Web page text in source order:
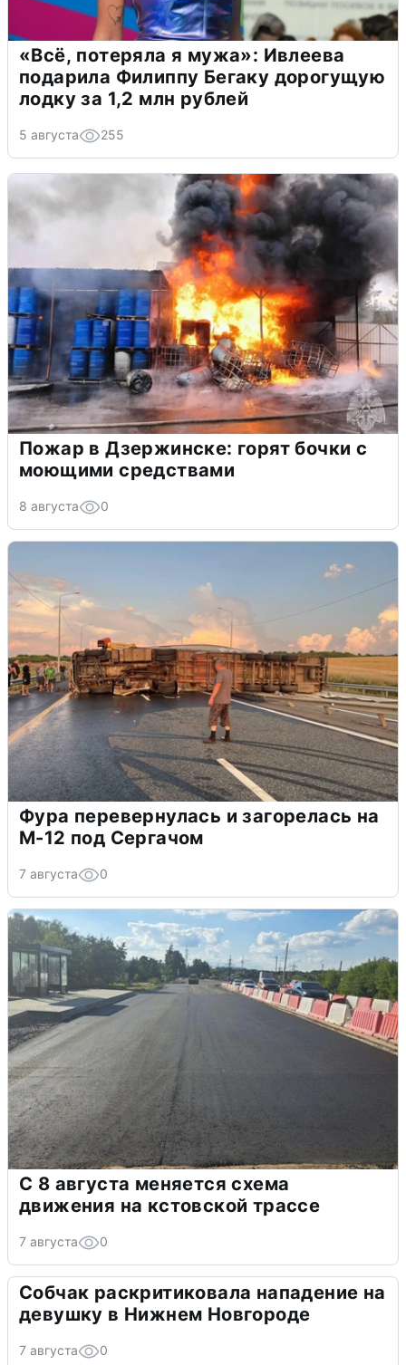
«Всё, потеряла я мужа»: Ивлеева
подарила Филиппу Бегаку дорогущую
лодку за 1,2 млн рублей
5 августа 255
Пожар в Дзержинске: горят бочки с
моющими средствами
8 августа 0
Фура перевернулась и загорелась на
М-12 под Сергачом
7 августа 0
С 8 августа меняется схема
движения на кстовской трассе
7 августа 0
Собчак раскритиковала нападение на
девушку в Нижнем Новгороде
7 августа 0